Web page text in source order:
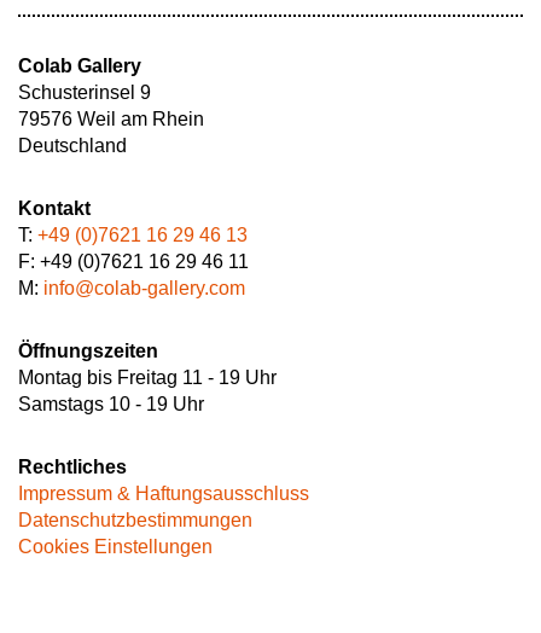
Colab Gallery
Schusterinsel 9
79576 Weil am Rhein
Deutschland
Kontakt
T: +49 (0)7621 16 29 46 13
F: +49 (0)7621 16 29 46 11
M: info@colab-gallery.com
Öffnungszeiten
Montag bis Freitag 11 - 19 Uhr
Samstags 10 - 19 Uhr
Rechtliches
Impressum & Haftungsausschluss
Datenschutzbestimmungen
Cookies Einstellungen